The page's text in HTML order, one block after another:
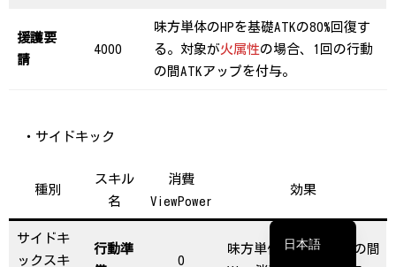
援護要
請
4000
味方単体のHPを基礎ATKの80%回復す
る。対象が火属性の場合、1回の行動
の間ATKアップを付与。
・サイドキック
種別
スキル
名
消費
ViewPower
効果
サイドキ
ックスキ
行動準
0
味方単体に1回の行動の間
日本語
简体中文